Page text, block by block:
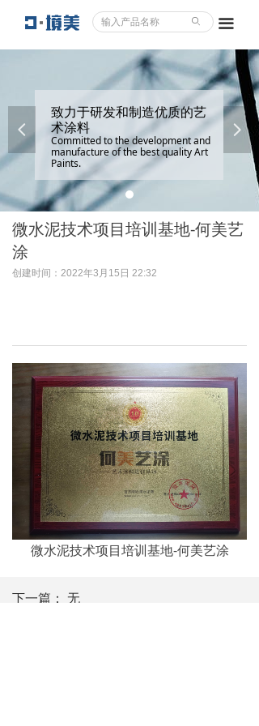
끀
致力于研发和制造优质的艺
术涂料
Committed to the development and
manufacture of the best quality Art
Paints.
넳 넲
ꄙ
微水泥技术项目培训基地-何美艺
涂
创建时间： 2022年3月15日 22:32
微水泥技术项目培训基地-何美艺涂
下一篇： 无